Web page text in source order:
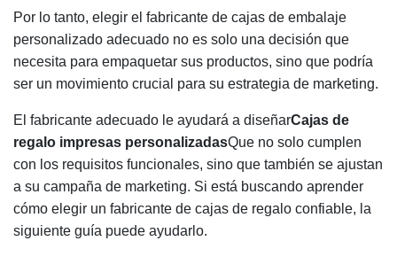
Por lo tanto, elegir el fabricante de cajas de embalaje
personalizado adecuado no es solo una decisión que
necesita para empaquetar sus productos, sino que podría
ser un movimiento crucial para su estrategia de marketing.
El fabricante adecuado le ayudará a diseñarCajas de
regalo impresas personalizadasQue no solo cumplen
con los requisitos funcionales, sino que también se ajustan
a su campaña de marketing. Si está buscando aprender
cómo elegir un fabricante de cajas de regalo confiable, la
siguiente guía puede ayudarlo.